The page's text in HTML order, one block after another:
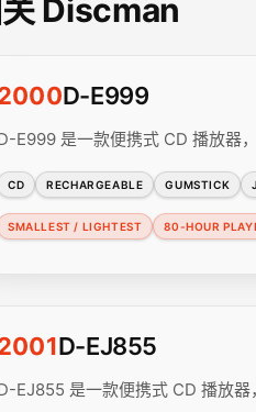
Discman
D-E999
E999 是一款便携式 CD 播放器
CD RECHARGEABLE GUMSTICK
SMALLEST / LIGHTEST 80-HOUR
D-EJ855
EJ855 是一款便携式 CD 播放